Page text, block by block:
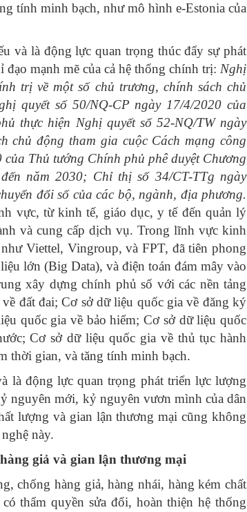
tính minh bạch, như mô hình e-Estonia của
và là động lực quan trọng thúc đẩy sự phát
mạnh mẽ của cả hệ thống chính trị: Nghị
trị về một số chủ trương, chính sách chủ
quyết số 50/NQ-CP ngày 17/4/2020 của
thực hiện Nghị quyết số 52-NQ/TW ngày
chủ động tham gia cuộc Cách mạng công
Thủ tướng Chính phủ phê duyệt Chương
năm 2030; Chỉ thị số 34/CT-TTg ngày
đổi số của các bộ, ngành, địa phương.
vực, từ kinh tế, giáo dục, y tế đến quản lý
và cung cấp dịch vụ. Trong lĩnh vực kinh
Viettel, Vingroup, và FPT, đã tiên phong
lớn (Big Data), và điện toán đám mây vào
xây dựng chính phủ số với các nền tảng
đất đai; Cơ sở dữ liệu quốc gia về đăng ký
quốc gia về bảo hiểm; Cơ sở dữ liệu quốc
Cơ sở dữ liệu quốc gia về thủ tục hành
thời gian, và tăng tính minh bạch.
là động lực quan trọng phát triển lực lượng
nguyên mới, kỷ nguyên vươn mình của dân
lượng và gian lận thương mại cũng không
này.
giả và gian lận thương mại
chống hàng giả, hàng nhái, hàng kém chất
thẩm quyền sửa đổi, hoàn thiện hệ thống